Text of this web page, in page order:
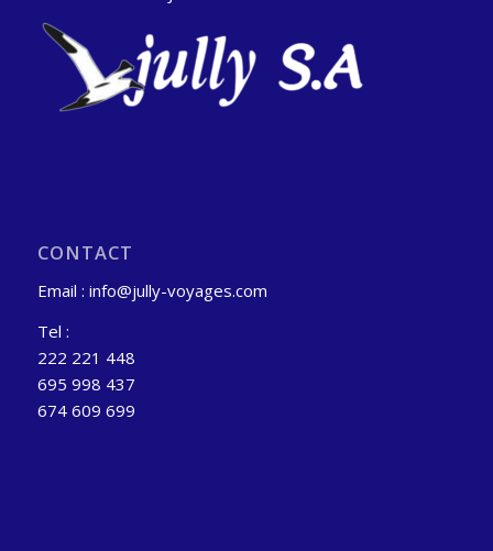
CONTACT
Email : info@jully-voyages.com
Tel :
222 221 448
695 998 437
674 609 699